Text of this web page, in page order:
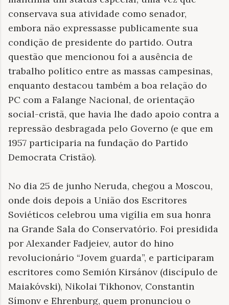
conservava sua atividade como senador,
embora não expressasse publicamente sua
condição de presidente do partido. Outra
questão que mencionou foi a ausência de
trabalho político entre as massas campesinas,
enquanto destacou também a boa relação do
PC com a Falange Nacional, de orientação
social-cristã, que havia lhe dado apoio contra a
repressão desbragada pelo Governo (e que em
1957 participaria na fundação do Partido
Democrata Cristão).
No dia 25 de junho Neruda, chegou a Moscou,
onde dois depois a União dos Escritores
Soviéticos celebrou uma vigília em sua honra
na Grande Sala do Conservatório. Foi presidida
por Alexander Fadjeiev, autor do hino
revolucionário “Jovem guarda”, e participaram
escritores como Semión Kirsánov (discípulo de
Maiakóvski), Nikolai Tikhonov, Constantin
Símonv e Ehrenburg, quem pronunciou o